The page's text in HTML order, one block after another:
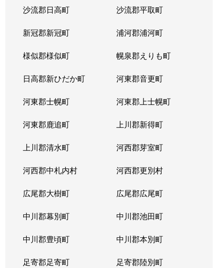
沙流郡日高町 沙流郡平取町
新冠郡新冠町 浦河郡浦河町
様似郡様似町 幌泉郡えりも町
日高郡新ひだか町 河東郡音更町
河東郡士幌町 河東郡上士幌町
河東郡鹿追町 上川郡新得町
上川郡清水町 河西郡芽室町
河西郡中札内村 河西郡更別村
広尾郡大樹町 広尾郡広尾町
中川郡幕別町 中川郡池田町
中川郡豊頃町 中川郡本別町
足寄郡足寄町 足寄郡陸別町